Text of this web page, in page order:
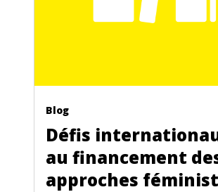
Blog
Défis
au financement
approches